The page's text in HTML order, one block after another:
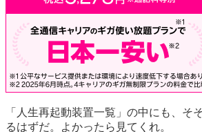
「人生再起動装置一覧」の中にも、そ
るはずだ。よかったら見てくれ。